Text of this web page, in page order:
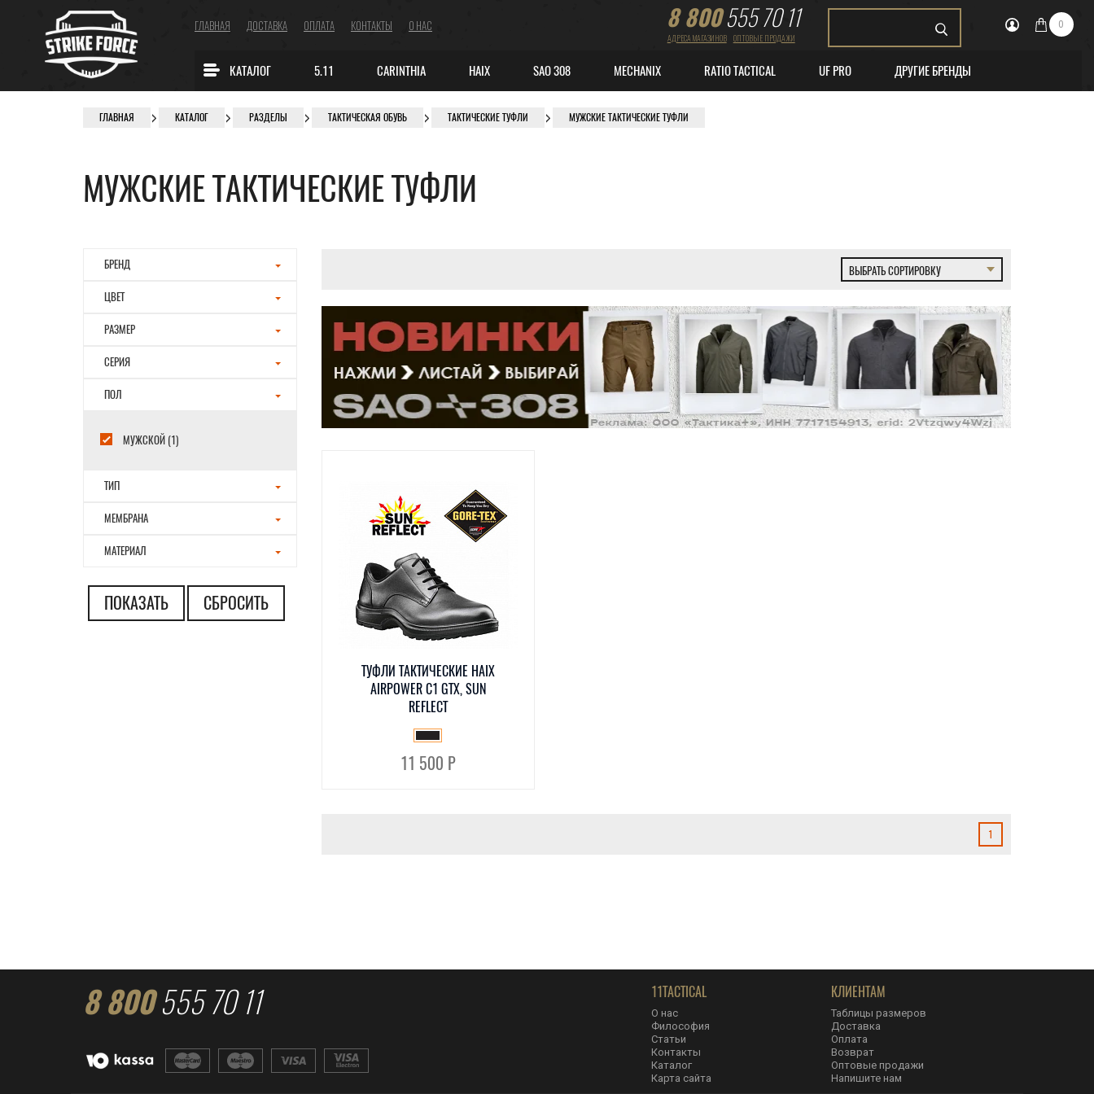
ГЛАВНАЯ ДОСТАВКА ОПЛАТА КОНТАКТЫ О НАС 8 800555 70 11
АДРЕСА МАГАЗИНОВ ОПТОВЫЕ ПРОДАЖИ
0
КАТАЛОГ 5.11 CARINTHIA HAIX SAO 308 MECHANIX RATIO TACTICAL UF PRO ДРУГИЕ БРЕНДЫ
ГЛАВНАЯ КАТАЛОГ РАЗДЕЛЫ ТАКТИЧЕСКАЯ ОБУВЬ ТАКТИЧЕСКИЕ ТУФЛИ МУЖСКИЕ ТАКТИЧЕСКИЕ ТУФЛИ
МУЖСКИЕ ТАКТИЧЕСКИЕ ТУФЛИ
БРЕНД
ЦВЕТ
РАЗМЕР
СЕРИЯ
ПОЛ
МУЖСКОЙ (1)
ТИП
МЕМБРАНА
МАТЕРИАЛ
ПОКАЗАТЬ СБРОСИТЬ
ВЫБРАТЬ СОРТИРОВКУ
ТУФЛИ ТАКТИЧЕСКИЕ HAIX
AIRPOWER С1 GTX, SUN
REFLECT
11 500 Р
1
8 800555 70 11 11TACTICAL
О нас
Философия
Статьи
Контакты
Каталог
Карта сайта
КЛИЕНТАМ
Таблицы размеров
Доставка
Оплата
Возврат
Оптовые продажи
Напишите нам